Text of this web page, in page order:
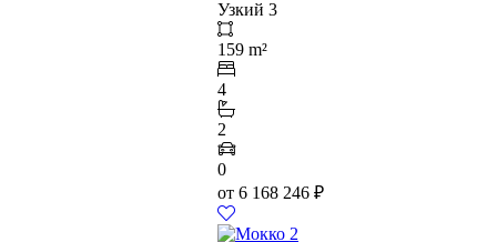
Узкий 3
159 m²
4
2
0
от 6 168 246 ₽